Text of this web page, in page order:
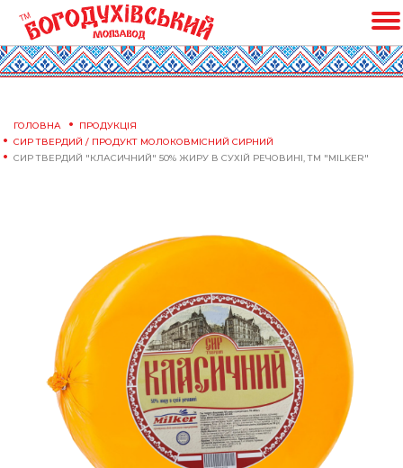
ГОЛОВНА
ПРОДУКЦІЯ
СИР ТВЕРДИЙ / ПРОДУКТ МОЛОКОВМІСНИЙ СИРНИЙ
СИР ТВЕРДИЙ "КЛАСИЧНИЙ" 50% ЖИРУ В СУХІЙ РЕЧОВИНІ, ТМ "MILKER"